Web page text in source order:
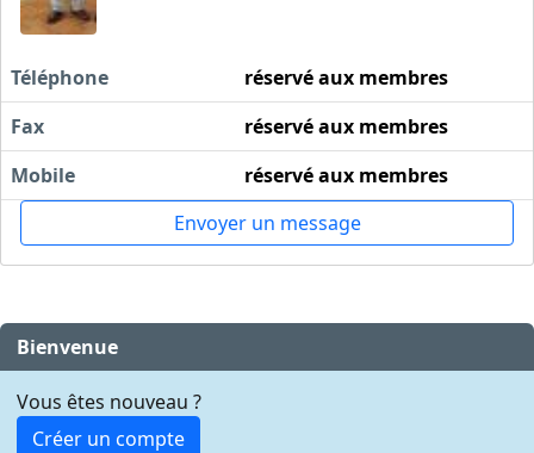
Téléphone
réservé aux membres
Fax
réservé aux membres
Mobile
réservé aux membres
Envoyer un message
Bienvenue
Vous êtes nouveau ?
Créer un compte